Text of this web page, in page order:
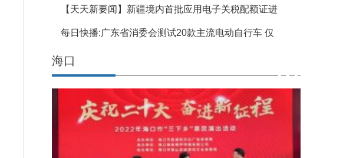
【天天新要闻】新疆境内首批应用电子关税配额证进
每日快播:广东省消委会测试20款主流电动自行车 仅
海口